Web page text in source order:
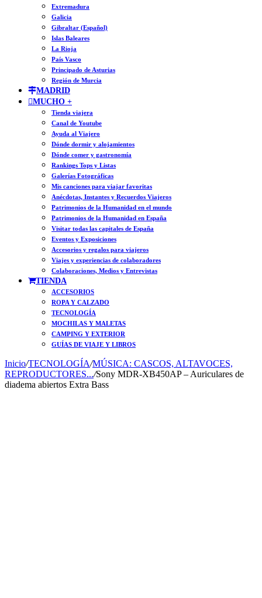
Extremadura
Galicia
Gibraltar (Español)
Islas Baleares
La Rioja
País Vasco
Principado de Asturias
Región de Murcia
MADRID
MUCHO +
Tienda viajera
Canal de Youtube
Ayuda al Viajero
Dónde dormir y alojamientos
Dónde comer y gastronomía
Rankings Tops y Listas
Galerías Fotográficas
Mis canciones para viajar favoritas
Anécdotas, Instantes y Recuerdos Viajeros
Patrimonios de la Humanidad en el mundo
Patrimonios de la Humanidad en España
Visitar todas las capitales de España
Eventos y Exposiciones
Accesorios y regalos para viajeros
Viajes y experiencias de colaboradores
Colaboraciones, Medios y Entrevistas
TIENDA
ACCESORIOS
ROPA Y CALZADO
TECNOLOGÍA
MOCHILAS Y MALETAS
CAMPING Y EXTERIOR
GUÍAS DE VIAJE Y LIBROS
Inicio/TECNOLOGÍA/MÚSICA: CASCOS, ALTAVOCES,
REPRODUCTORES.../Sony MDR-XB450AP – Auriculares de
diadema abiertos Extra Bass